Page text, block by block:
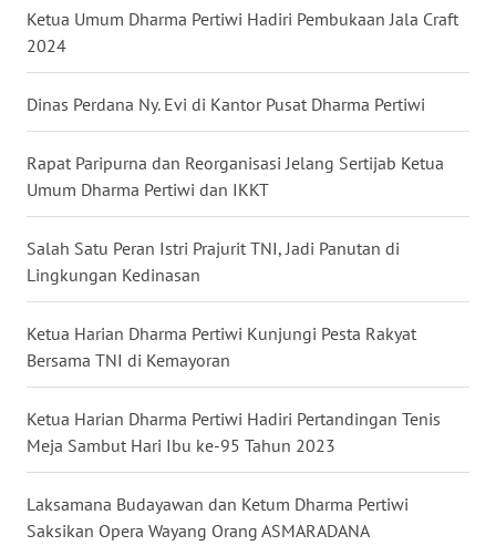
Ketua Umum Dharma Pertiwi Hadiri Pembukaan Jala Craft
2024
Dinas Perdana Ny. Evi di Kantor Pusat Dharma Pertiwi
Rapat Paripurna dan Reorganisasi Jelang Sertijab Ketua
Umum Dharma Pertiwi dan IKKT
Salah Satu Peran Istri Prajurit TNI, Jadi Panutan di
Lingkungan Kedinasan
Ketua Harian Dharma Pertiwi Kunjungi Pesta Rakyat
Bersama TNI di Kemayoran
Ketua Harian Dharma Pertiwi Hadiri Pertandingan Tenis
Meja Sambut Hari Ibu ke-95 Tahun 2023
Laksamana Budayawan dan Ketum Dharma Pertiwi
Saksikan Opera Wayang Orang ASMARADANA
WN
NUSANTARA
WN
JOGJA
WN
JATIM
WN
BALI
WN
WN
KALTENG
KALTARA